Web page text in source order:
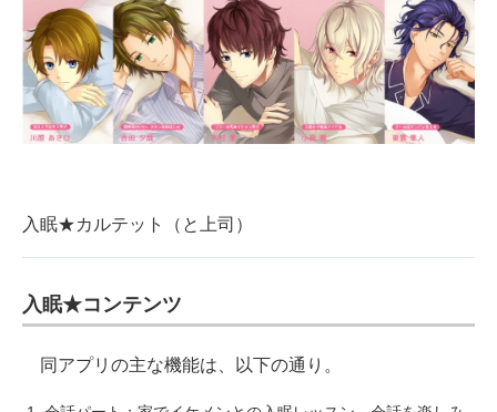
入眠★カルテット（と上司）
入眠★コンテンツ
同アプリの主な機能は、以下の通り。